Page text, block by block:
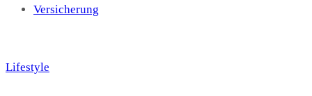
Versicherung
Lifestyle